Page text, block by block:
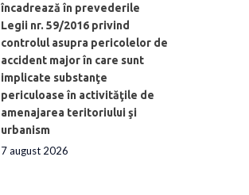
încadrează în prevederile
Legii nr. 59/2016 privind
controlul asupra pericolelor de
accident major în care sunt
implicate substanţe
periculoase în activităţile de
amenajarea teritoriului şi
urbanism
7 august 2026